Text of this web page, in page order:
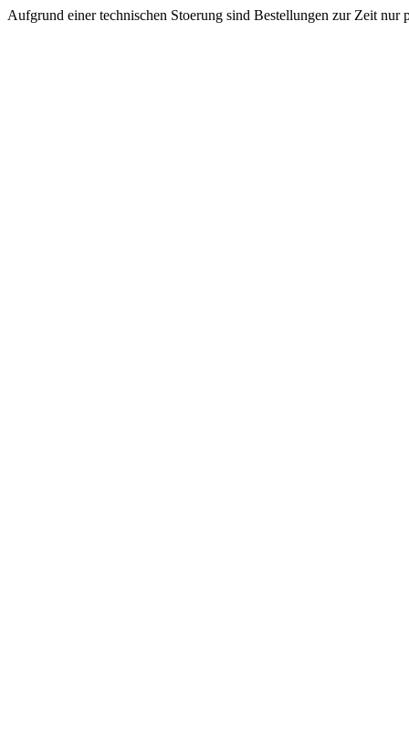
Aufgrund einer technischen Stoerung sind Bestellungen zur Zeit nur